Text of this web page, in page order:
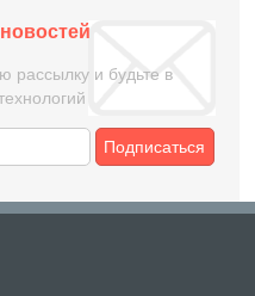
рассылку и будьте в
Подписаться